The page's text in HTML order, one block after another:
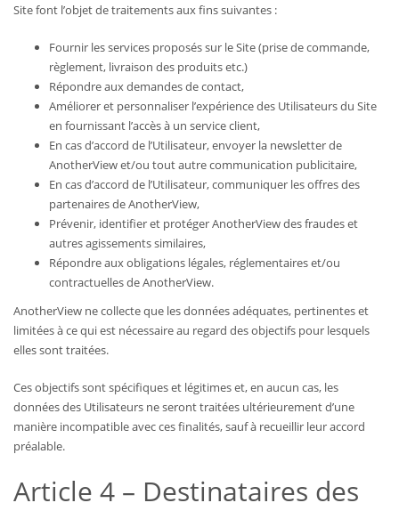
Site font l’objet de traitements aux fins suivantes :
Fournir les services proposés sur le Site (prise de commande,
règlement, livraison des produits etc.)
Répondre aux demandes de contact,
Améliorer et personnaliser l’expérience des Utilisateurs du Site
en fournissant l’accès à un service client,
En cas d’accord de l’Utilisateur, envoyer la newsletter de
AnotherView et/ou tout autre communication publicitaire,
En cas d’accord de l’Utilisateur, communiquer les offres des
partenaires de AnotherView,
Prévenir, identifier et protéger AnotherView des fraudes et
autres agissements similaires,
Répondre aux obligations légales, réglementaires et/ou
contractuelles de AnotherView.
AnotherView ne collecte que les données adéquates, pertinentes et
limitées à ce qui est nécessaire au regard des objectifs pour lesquels
elles sont traitées.
Ces objectifs sont spécifiques et légitimes et, en aucun cas, les
données des Utilisateurs ne seront traitées ultérieurement d’une
manière incompatible avec ces finalités, sauf à recueillir leur accord
préalable.
Article 4 – Destinataires des